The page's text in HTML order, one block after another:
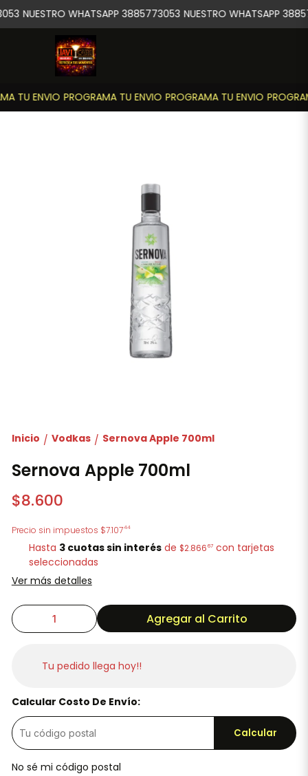
TU ENVIO PROGRAMA TU ENVIO PROGRAMA TU ENVIO
NUESTRO WHATSAPP 3885773053 NUESTRO WHATSAPP
Inicio / Vodkas / Sernova Apple 700ml
Sernova Apple 700ml
$8.600
Precio sin impuestos $7.10744
Hasta 3 cuotas sin interés de $2.86667 con tarjetas
seleccionadas
Ver más detalles
Agregar al Carrito
Tu pedido llega hoy!!
Calcular Costo De Envío:
Calcular
No sé mi código postal